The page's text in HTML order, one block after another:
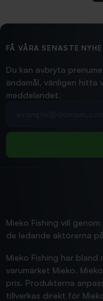
Hittade exakt vad jag
Jensa
FÅ VÅRA SENASTE
Du kan avbryta
ändamål, vänligen
meddelandet.
Mieko Fishing vill
de ledande aktörerna
Mieko Fishing har bland
varumärket Mieko.
pris. Produkterna
tillverkas direkt för